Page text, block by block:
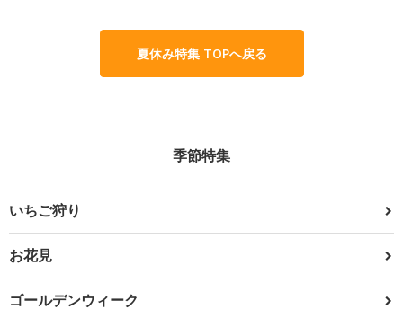
夏休み特集 TOPへ戻る
季節特集
いちご狩り
お花見
ゴールデンウィーク